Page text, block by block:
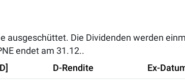
ausgeschüttet. Die Dividenden werden
endet am 31.12..
D-Rendite Ex-